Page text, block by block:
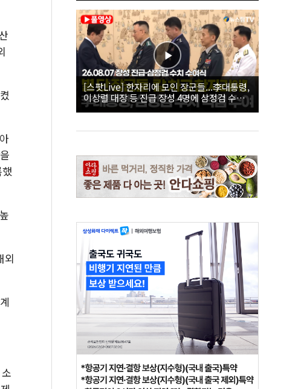
외
[스팟Live] 한자리에 모인 장군들...李대통령,
이상렬 대장 등 진급 장성 4명에 삼정검 수치
직접 수여｜26.08.07 장성 진급·삼정검 수치